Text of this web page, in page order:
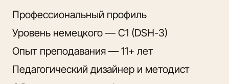
Профессиональный профиль
Уровень немецкого — C1 (DSH-3)
Опыт преподавания — 11+ лет
Педагогический дизайнер и методист